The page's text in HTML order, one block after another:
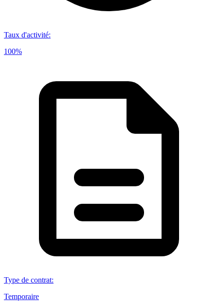
Taux d'activité:
100%
Type de contrat:
Temporaire